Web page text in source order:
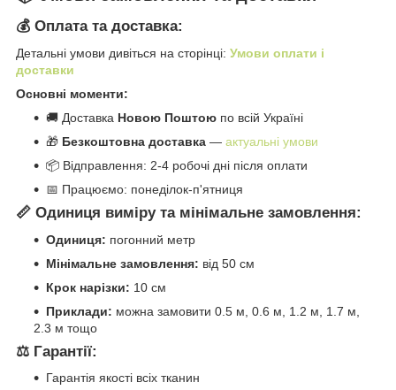
💰 Оплата та доставка:
Детальні умови дивіться на сторінці: Умови оплати і
доставки
Основні моменти:
🚚 Доставка Новою Поштою по всій Україні
🎁 Безкоштовна доставка — актуальні умови
📦 Відправлення: 2-4 робочі дні після оплати
📅 Працюємо: понеділок-п'ятниця
📏 Одиниця виміру та мінімальне замовлення:
Одиниця: погонний метр
Мінімальне замовлення: від 50 см
Крок нарізки: 10 см
Приклади: можна замовити 0.5 м, 0.6 м, 1.2 м, 1.7 м,
2.3 м тощо
⚖️ Гарантії:
Гарантія якості всіх тканин